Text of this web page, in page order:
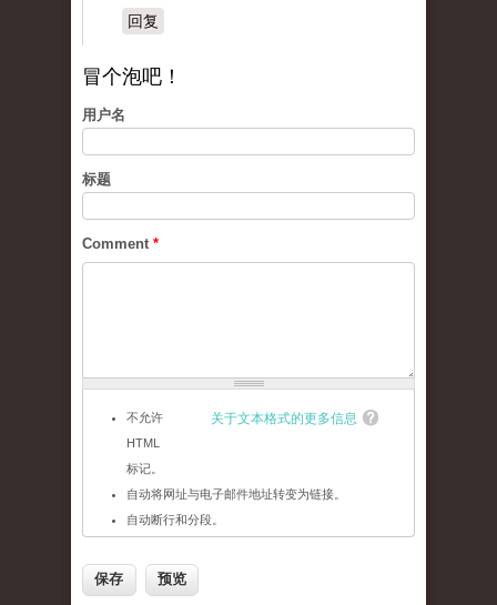
回复
冒个泡吧！
用户名
标题
Comment *
关于文本格式的更多信息
不允许
HTML
标记。
自动将网址与电子邮件地址转变为链接。
自动断行和分段。